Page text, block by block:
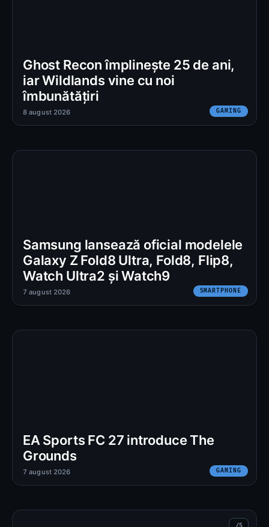
Ghost Recon împlinește 25 de ani,
iar Wildlands vine cu noi
îmbunătățiri
GAMING
8 august 2026
Samsung lansează oficial modelele
Galaxy Z Fold8 Ultra, Fold8, Flip8,
Watch Ultra2 și Watch9
SMARTPHONE
7 august 2026
EA Sports FC 27 introduce The
Grounds
GAMING
7 august 2026